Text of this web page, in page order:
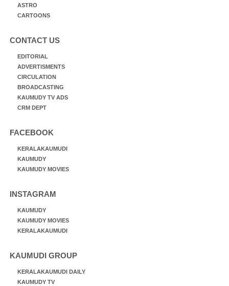
ASTRO
CARTOONS
CONTACT US
EDITORIAL
ADVERTISMENTS
CIRCULATION
BROADCASTING
KAUMUDY TV ADS
CRM DEPT
FACEBOOK
KERALAKAUMUDI
KAUMUDY
KAUMUDY MOVIES
INSTAGRAM
KAUMUDY
KAUMUDY MOVIES
KERALAKAUMUDI
KAUMUDI GROUP
KERALAKAUMUDI DAILY
KAUMUDY TV